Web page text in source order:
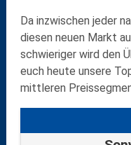
Da inzwischen jeder
diesen neuen Markt
schwieriger wird den
euch heute unsere
mittleren